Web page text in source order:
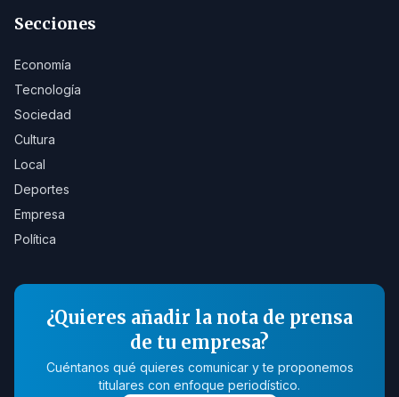
Secciones
Economía
Tecnología
Sociedad
Cultura
Local
Deportes
Empresa
Política
¿Quieres añadir la nota de prensa
de tu empresa?
Cuéntanos qué quieres comunicar y te proponemos
titulares con enfoque periodístico.